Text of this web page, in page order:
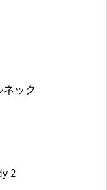
ネック
2